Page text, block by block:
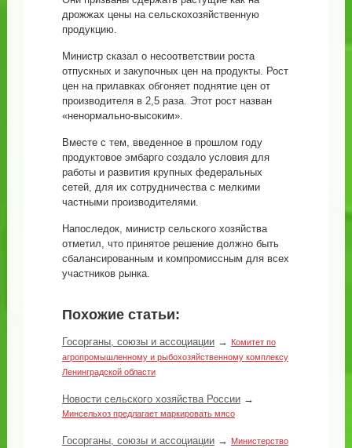
дрожжах цены на сельскохозяйственную
продукцию.
Министр сказал о несоответствии роста
отпускных и закупочных цен на продукты. Рост
цен на прилавках обгоняет поднятие цен от
производителя в 2,5 раза. Этот рост назван
«ненормально-высоким».
Вместе с тем, введенное в прошлом году
продуктовое эмбарго создало условия для
работы и развития крупных федеральных
сетей, для их сотрудничества с мелкими
частными производителями.
Напоследок, министр сельского хозяйства
отметил, что принятое решение должно быть
сбалансированным и компромиссным для всех
участников рынка.
Похожие статьи:
Госорганы, союзы и ассоциации→
Комитет по
агропромышленному и рыбохозяйственному комплексу
Ленинградской области
Новости сельского хозяйства России→
Минсельхоз предлагает маркировать мясо
Госорганы, союзы и ассоциации→ Министерство